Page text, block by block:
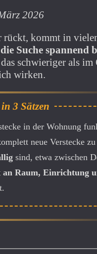
2026
rückt, kommt in
die Suche
schwieriger als
wirken.
in der Wohnung
neue Verstecke
sind, etwa zwischen
Raum, Einrichtung